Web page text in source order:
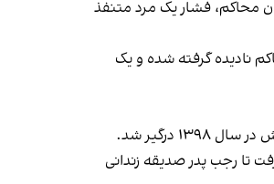
محاکم، فشار یک مرد متنفذ
نادیده گرفته شده و یک
تا رجب پدر صدیقه زندانی